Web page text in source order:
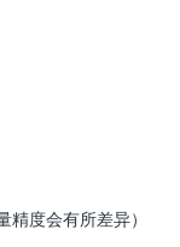
精度会有所差异）